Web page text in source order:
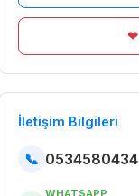
❤
İletişim Bilgileri
📞
WHATSAPP